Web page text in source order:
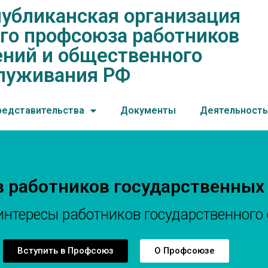
организация
и общественного
организация
профсоюза работников
и общественного
РФ
Документы Деятельность
работников государственного
Вступить в Профсоюз О Профсоюзе